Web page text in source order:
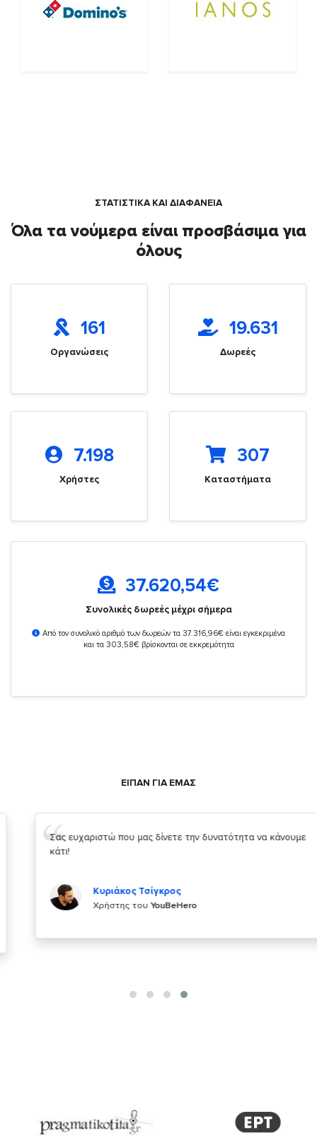
ΣΤΑΤΙΣΤΙΚΑ ΚΑΙ ΔΙΑΦΑΝΕΙΑ
Όλα τα νούμερα είναι προσβάσιμα για
όλους
161
Οργανώσεις
19.631
Δωρεές
7.198
Χρήστες
307
Καταστήματα
37.620,54€
Συνολικές δωρεές μέχρι σήμερα
Από τον συνολικό αριθμό των δωρεών τα 37.316,96€ είναι εγκεκριμένα
και τα 303,58€ βρίσκονται σε εκκρεμότητα
ΕΙΠΑΝ ΓΙΑ ΕΜΑΣ
Σας ευχαριστώ που μας δίνετε την δυνατότητα να κάνουμε
Κυριάκος Τσίγκρος
Χρήστης τουYouBeHero